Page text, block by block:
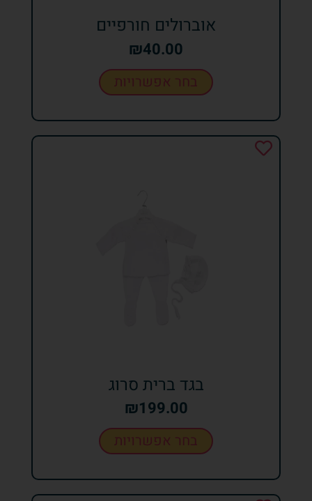
אוברולים חורפיים
₪40.00
בחר אפשרויות
בגד ברית סרוג
₪199.00
בחר אפשרויות